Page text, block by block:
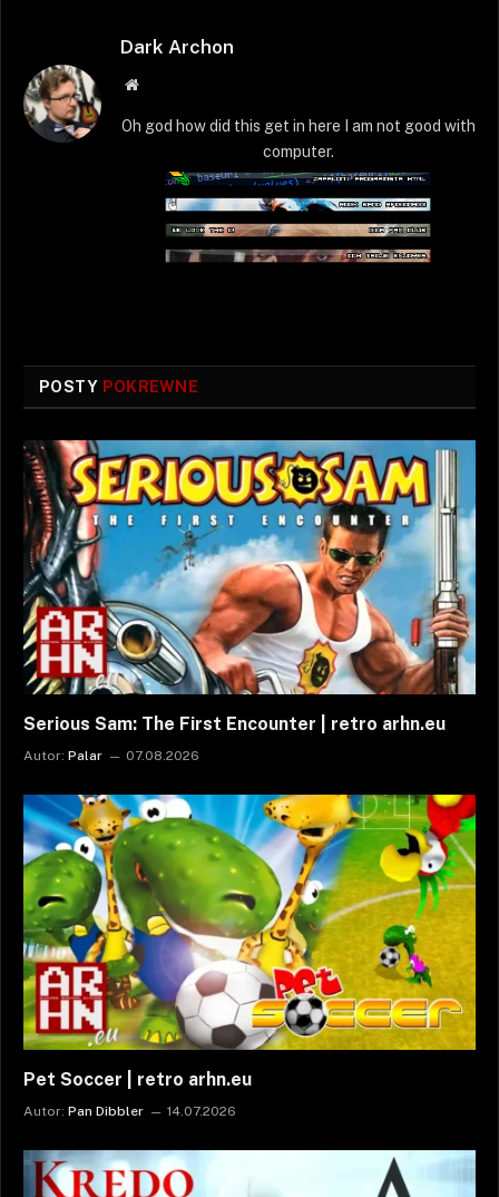
Dark Archon
Strona
Oh god how did this get in here I am not good with
computer.
POSTY POKREWNE
Serious Sam: The First Encounter | retro arhn.eu
Autor: Palar 07.08.2026
Pet Soccer | retro arhn.eu
Autor: Pan Dibbler 14.07.2026